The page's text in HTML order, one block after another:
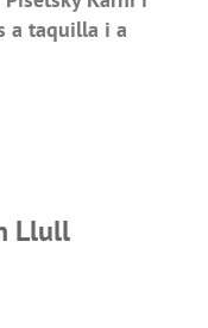
a taquilla i a
Llull